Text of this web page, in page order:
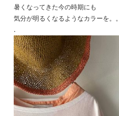
暑くなってきた今の時期にも
気分が明るくなるようなカラーを。。
.